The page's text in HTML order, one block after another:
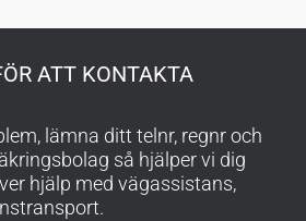
ATT KONTAKTA
lämna ditt telnr, regnr och
så hjälper vi dig
hjälp med vägassistans,